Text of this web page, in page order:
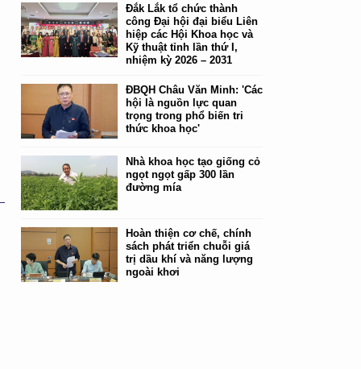
Đắk Lắk tổ chức thành
công Đại hội đại biểu Liên
hiệp các Hội Khoa học và
Kỹ thuật tỉnh lần thứ I,
nhiệm kỳ 2026 – 2031
ĐBQH Châu Văn Minh: 'Các
hội là nguồn lực quan
trọng trong phổ biến tri
thức khoa học'
Nhà khoa học tạo giống cỏ
ngọt ngọt gấp 300 lần
đường mía
Hoàn thiện cơ chế, chính
sách phát triển chuỗi giá
trị dầu khí và năng lượng
ngoài khơi